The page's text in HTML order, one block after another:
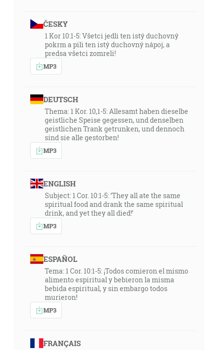
ČESKY
1 Kor 10:1-5: Všetci jedli ten istý duchovný
pokrm a pili ten istý duchovný nápoj, a
predsa všetci zomreli!
MP3
DEUTSCH
Thema: 1 Kor. 10,1-5: Allesamt haben dieselbe
geistliche Speise gegessen, und denselben
geistlichen Trank getrunken, und dennoch
sind sie alle gestorben!
MP3
ENGLISH
Subject: 1 Cor. 10:1-5: ‘They all ate the same
spiritual food and drank the same spiritual
drink, and yet they all died!’
MP3
ESPAÑOL
Tema: 1 Cor. 10:1-5: ¡Todos comieron el mismo
alimento espiritual y bebieron la misma
bebida espiritual, y sin embargo todos
murieron!
MP3
FRANÇAIS